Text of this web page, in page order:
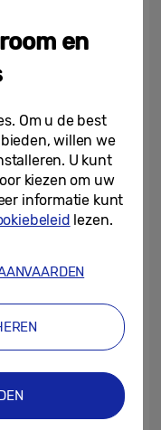
TV’s
OLED,
en
net wat meer
instellingen
werken van
over de hele
genieten.
en
Om u de best
willen we
U kunt
kiezen om uw
informatie kunt
lezen.